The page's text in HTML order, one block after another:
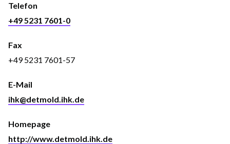
Telefon
+49 5231 7601-0
Fax
+49 5231 7601-57
E-Mail
ihk@detmold.ihk.de
Homepage
http://www.detmold.ihk.de